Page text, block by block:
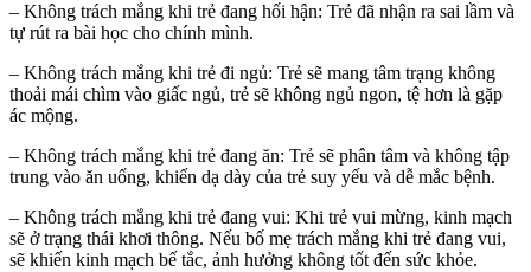
– Không trách mắng khi trẻ đang hối hận: Trẻ đã nhận ra sai lầm và
tự rút ra bài học cho chính mình.
– Không trách mắng khi trẻ đi ngủ: Trẻ sẽ mang tâm trạng không
thoải mái chìm vào giấc ngủ, trẻ sẽ không ngủ ngon, tệ hơn là gặp
ác mộng.
– Không trách mắng khi trẻ đang ăn: Trẻ sẽ phân tâm và không tập
trung vào ăn uống, khiến dạ dày của trẻ suy yếu và dễ mắc bệnh.
– Không trách mắng khi trẻ đang vui: Khi trẻ vui mừng, kinh mạch
sẽ ở trạng thái khơi thông. Nếu bố mẹ trách mắng khi trẻ đang vui,
sẽ khiến kinh mạch bế tắc, ảnh hưởng không tốt đến sức khỏe.